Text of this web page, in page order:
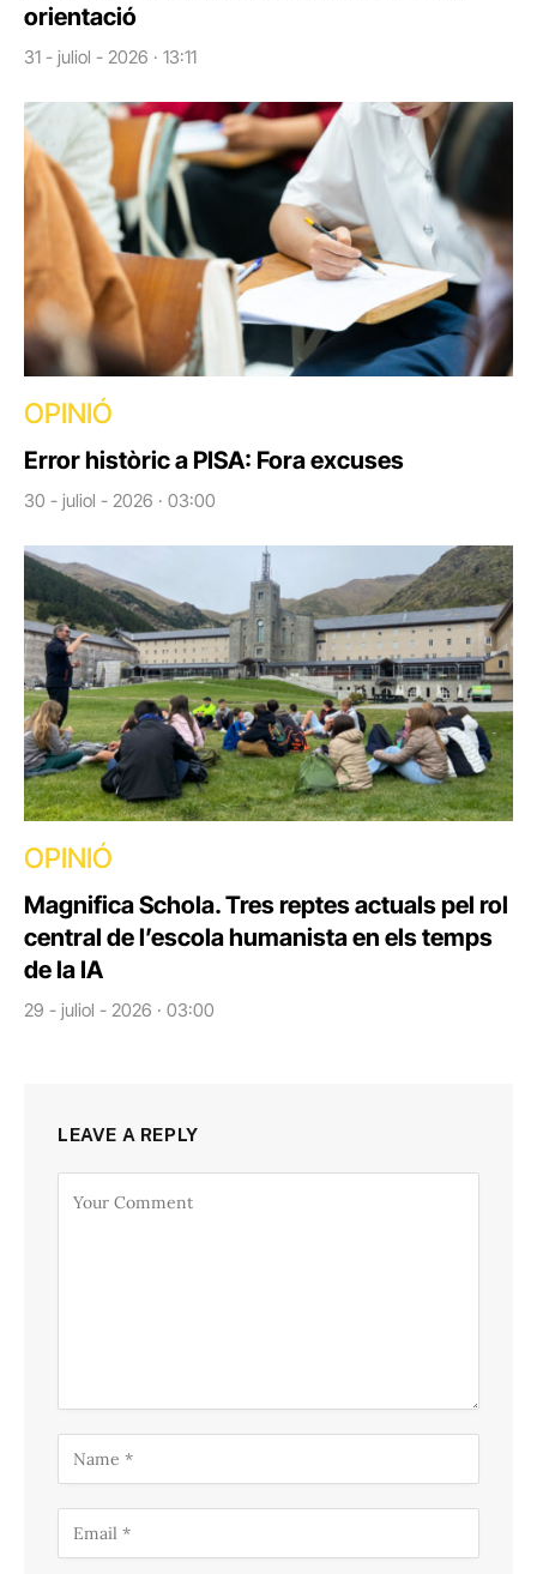
orientació
31 - juliol - 2026 · 13:11
OPINIÓ
Error històric a PISA: Fora excuses
30 - juliol - 2026 · 03:00
OPINIÓ
Magnifica Schola. Tres reptes actuals pel rol
central de l’escola humanista en els temps
de la IA
29 - juliol - 2026 · 03:00
LEAVE A REPLY